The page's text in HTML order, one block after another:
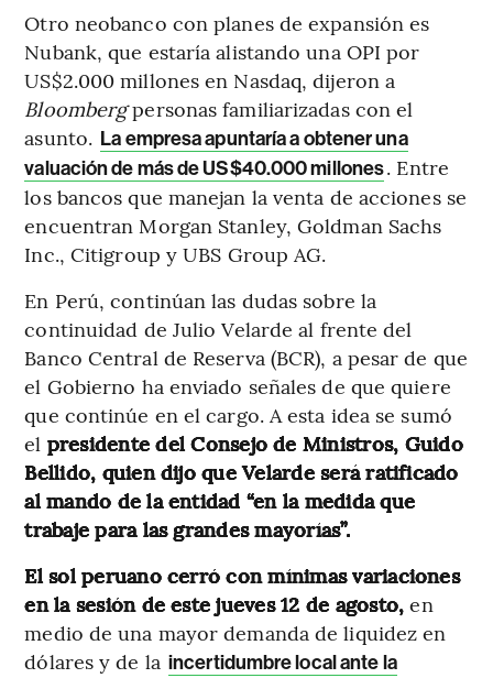
Otro neobanco con planes de expansión es
Nubank, que estaría alistando una OPI por
US$2.000 millones en Nasdaq, dijeron a
Bloombergpersonas familiarizadas con el
asunto. La empresa apuntaría a obtener una
valuación de más de US$40.000 millones. Entre
los bancos que manejan la venta de acciones se
encuentran Morgan Stanley, Goldman Sachs
Inc., Citigroup y UBS Group AG.
En Perú, continúan las dudas sobre la
continuidad de Julio Velarde al frente del
Banco Central de Reserva (BCR), a pesar de que
el Gobierno ha enviado señales de que quiere
que continúe en el cargo. A esta idea se sumó
el presidente del Consejo de Ministros, Guido
Bellido, quien dijo que Velarde será ratificado
al mando de la entidad “en la medida que
trabaje para las grandes mayorías”.
El sol peruano cerró con mínimas variaciones
en la sesión de este jueves 12 de agosto,en
medio de una mayor demanda de liquidez en
dólares y de la incertidumbre local ante la